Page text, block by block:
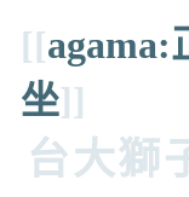
[[agama:
坐]]
台大獅